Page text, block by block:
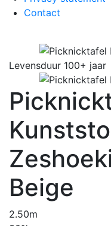
Contact
Levensduur 100+ jaar
Beige
2.50m